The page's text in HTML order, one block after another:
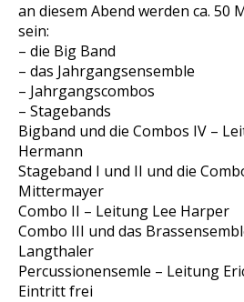
an diesem Abend werden ca. 50
sein:
– die Big Band
– das Jahrgangsensemble
– Jahrgangscombos
– Stagebands
Bigband und die Combos IV –
Hermann
Stageband I und II und die
Mittermayer
Combo II – Leitung Lee Harper
Combo III und das
Langthaler
Percussionensemle – Leitung
Eintritt frei